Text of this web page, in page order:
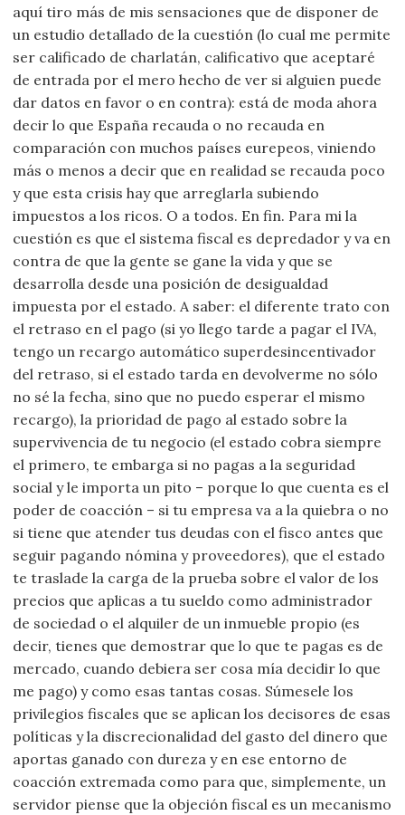
aquí tiro más de mis sensaciones que de disponer de
un estudio detallado de la cuestión (lo cual me permite
ser calificado de charlatán, calificativo que aceptaré
de entrada por el mero hecho de ver si alguien puede
dar datos en favor o en contra): está de moda ahora
decir lo que España recauda o no recauda en
comparación con muchos países eurepeos, viniendo
más o menos a decir que en realidad se recauda poco
y que esta crisis hay que arreglarla subiendo
impuestos a los ricos. O a todos. En fin. Para mi la
cuestión es que el sistema fiscal es depredador y va en
contra de que la gente se gane la vida y que se
desarrolla desde una posición de desigualdad
impuesta por el estado. A saber: el diferente trato con
el retraso en el pago (si yo llego tarde a pagar el IVA,
tengo un recargo automático superdesincentivador
del retraso, si el estado tarda en devolverme no sólo
no sé la fecha, sino que no puedo esperar el mismo
recargo), la prioridad de pago al estado sobre la
supervivencia de tu negocio (el estado cobra siempre
el primero, te embarga si no pagas a la seguridad
social y le importa un pito – porque lo que cuenta es el
poder de coacción – si tu empresa va a la quiebra o no
si tiene que atender tus deudas con el fisco antes que
seguir pagando nómina y proveedores), que el estado
te traslade la carga de la prueba sobre el valor de los
precios que aplicas a tu sueldo como administrador
de sociedad o el alquiler de un inmueble propio (es
decir, tienes que demostrar que lo que te pagas es de
mercado, cuando debiera ser cosa mía decidir lo que
me pago) y como esas tantas cosas. Súmesele los
privilegios fiscales que se aplican los decisores de esas
políticas y la discrecionalidad del gasto del dinero que
aportas ganado con dureza y en ese entorno de
coacción extremada como para que, simplemente, un
servidor piense que la objeción fiscal es un mecanismo